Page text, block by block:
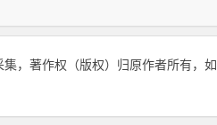
，著作权（版权）归原作者所有，如